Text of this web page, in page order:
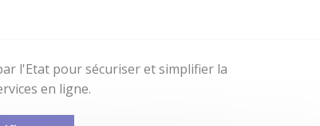
l'Etat pour sécuriser et simplifier la
en ligne.